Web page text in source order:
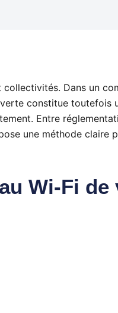
Dans un
constitue toutefois
Entre
une méthode claire
Wi-Fi de